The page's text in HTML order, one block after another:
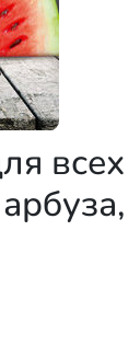
всех